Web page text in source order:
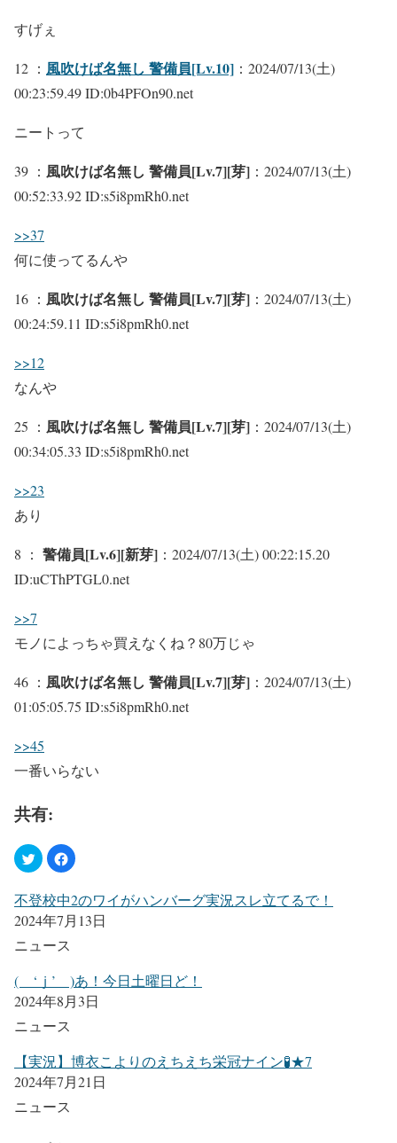
すげぇ
12 ： 風吹けば名無し 警備員[Lv.10] ：2024/07/13(土)
00:23:59.49 ID:0b4PFOn90.net
ニートって
39 ： 風吹けば名無し 警備員[Lv.7][芽] ：2024/07/13(土)
00:52:33.92 ID:s5i8pmRh0.net
>>37
何に使ってるんや
16 ： 風吹けば名無し 警備員[Lv.7][芽] ：2024/07/13(土)
00:24:59.11 ID:s5i8pmRh0.net
>>12
なんや
25 ： 風吹けば名無し 警備員[Lv.7][芽] ：2024/07/13(土)
00:34:05.33 ID:s5i8pmRh0.net
>>23
あり
8 ： 警備員[Lv.6][新芽] ：2024/07/13(土) 00:22:15.20
ID:uCThPTGL0.net
>>7
モノによっちゃ買えなくね？80万じゃ
46 ： 風吹けば名無し 警備員[Lv.7][芽] ：2024/07/13(土)
01:05:05.75 ID:s5i8pmRh0.net
>>45
一番いらない
共有:
不登校中2のワイがハンバーグ実況スレ立てるで！
2024年7月13日
ニュース
( ‘ｊ’ )あ！今日土曜日ど！
2024年8月3日
ニュース
【実況】博衣こよりのえちえち栄冠ナイン🧪★7
2024年7月21日
ニュース